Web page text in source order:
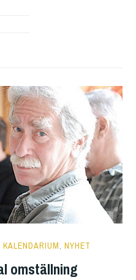
KALENDARIUM,NYHET
omställning